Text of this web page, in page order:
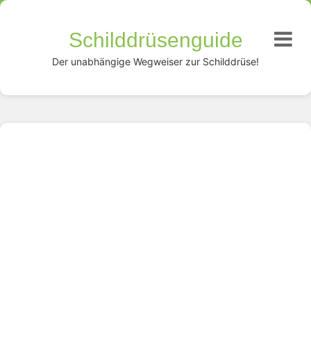
Schilddrüsenguide
Der unabhängige Wegweiser zur Schilddrüse!